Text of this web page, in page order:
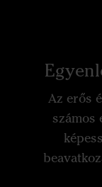
Az erős
számos